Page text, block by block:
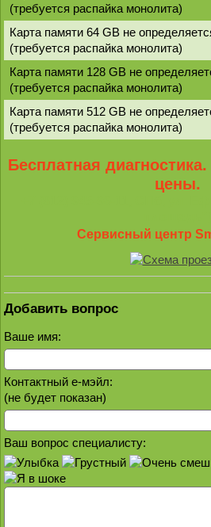
(требуется распайка монолита)
Карта памяти 64 GB не
(требуется распайка монолита)
Карта памяти 128 GB не
(требуется распайка монолита)
Карта памяти 512 GB не
(требуется распайка монолита)
Бесплатная
цены.
+7 (812) 945-96-11, СПб, ул.
Сервисный центр
Добавить вопрос
Ваше имя:
Контактный е-мэйл:
(не будет показан)
Ваш вопрос специалисту: